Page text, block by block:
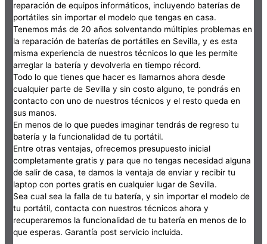
reparación de equipos informáticos, incluyendo baterías de
portátiles sin importar el modelo que tengas en casa.
Tenemos más de 20 años solventando múltiples problemas en
la reparación de baterías de portátiles en Sevilla, y es esta
misma experiencia de nuestros técnicos lo que les permite
arreglar la batería y devolverla en tiempo récord.
Todo lo que tienes que hacer es llamarnos ahora desde
cualquier parte de Sevilla y sin costo alguno, te pondrás en
contacto con uno de nuestros técnicos y el resto queda en
sus manos.
En menos de lo que puedes imaginar tendrás de regreso tu
batería y la funcionalidad de tu portátil.
Entre otras ventajas, ofrecemos presupuesto inicial
completamente gratis y para que no tengas necesidad alguna
de salir de casa, te damos la ventaja de enviar y recibir tu
laptop con portes gratis en cualquier lugar de Sevilla.
Sea cual sea la falla de tu batería, y sin importar el modelo de
tu portátil, contacta con nuestros técnicos ahora y
recuperaremos la funcionalidad de tu batería en menos de lo
que esperas. Garantía post servicio incluida.